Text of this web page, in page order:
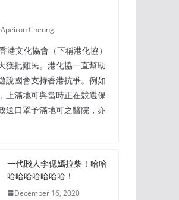
Apeiron Cheung
港文化協會（下稱港化協）
獲批難民。港化協一直幫助
說國會支持香港抗爭。例如
上滿地可與當時正在競選保
送口罩予滿地可之醫院，亦
一代賤人李偲嫣拉柴！哈哈
哈哈哈哈哈哈哈！
December 16, 2020